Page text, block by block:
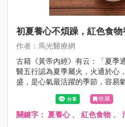
初夏養心不煩躁，紅色食
作者：馬光醫療網
古籍《黃帝內經》有云：「夏季
醫五行認為夏季屬火，火通於心
盛，是心氣最活躍的季節，容易
心臟負擔加重、情緒波動、煩躁
化、睡眠、甚至是心血管不適；
「清熱養心安神」。
收藏
關鍵字： 夏養心、 紅色食物 、